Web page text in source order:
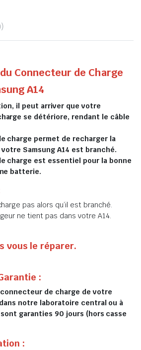
Connecteur de Charge
A14
il peut arriver que votre
se détériore, rendant le câble
charge permet de recharger la
Samsung A14 est branché.
charge est essentiel pour la bonne
batterie.
pas alors qu’il est branché.
ne tient pas dans votre A14.
vous le réparer.
:
de charge de votre
notre laboratoire central ou à
garanties 90 jours (hors casse
: